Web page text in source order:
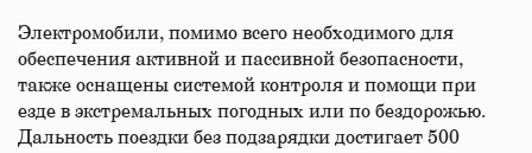
Электромобили, помимо всего необходимого для
обеспечения активной и пассивной безопасности,
также оснащены системой контроля и помощи при
езде в экстремальных погодных или по бездорожью.
Дальность поездки без подзарядки достигает 500